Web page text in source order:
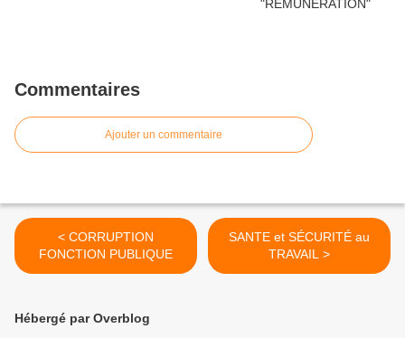
Commentaires
Ajouter un commentaire
< CORRUPTION
FONCTION PUBLIQUE
SANTE et SÉCURITÉ au
TRAVAIL >
Hébergé par Overblog